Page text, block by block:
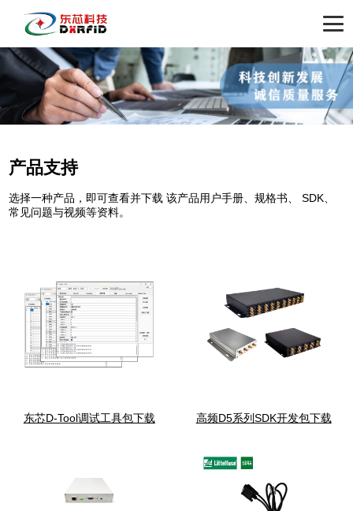
产品支持
选择一种产品，即可查看并下载 该产品用户手册、规格书、 SDK、
常见问题与视频等资料。
东芯D-Tool调试工具包下载 高频D5系列SDK开发包下载